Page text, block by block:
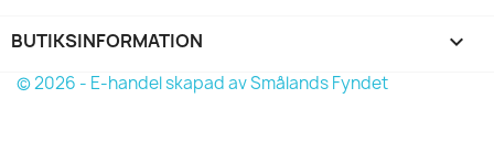
BUTIKSINFORMATION keyboard_arrow_down
© 2026 - E-handel skapad av Smålands Fyndet